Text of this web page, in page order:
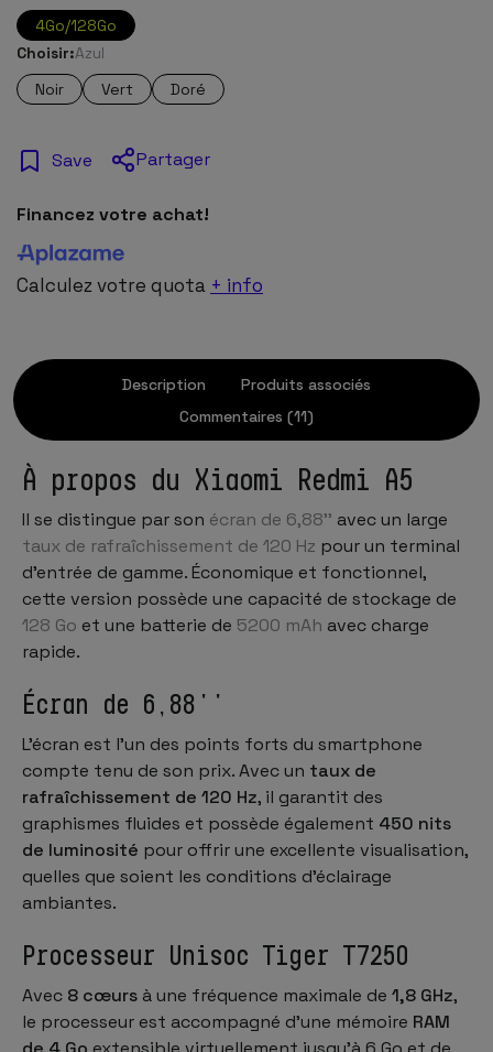
4Go/128Go
Choisir:Azul
Noir
Vert Doré
Save Partager
Financez votre achat!
Calculez votre quota + info
Description
Produits associés
Commentaires (11)
À propos du Xiaomi Redmi A5
Il se distingue par son écran de 6,88'' avec un large
taux de rafraîchissement de 120 Hz pour un terminal
d'entrée de gamme. Économique et fonctionnel,
cette version possède une capacité de stockage de
128 Go et une batterie de 5200 mAh avec charge
rapide.
Écran de 6,88''
L'écran est l'un des points forts du smartphone
compte tenu de son prix. Avec un taux de
rafraîchissement de 120 Hz, il garantit des
graphismes fluides et possède également 450 nits
de luminosité pour offrir une excellente visualisation,
quelles que soient les conditions d'éclairage
ambiantes.
Processeur Unisoc Tiger T7250
Avec 8 cœurs à une fréquence maximale de 1,8 GHz,
le processeur est accompagné d'une mémoire RAM